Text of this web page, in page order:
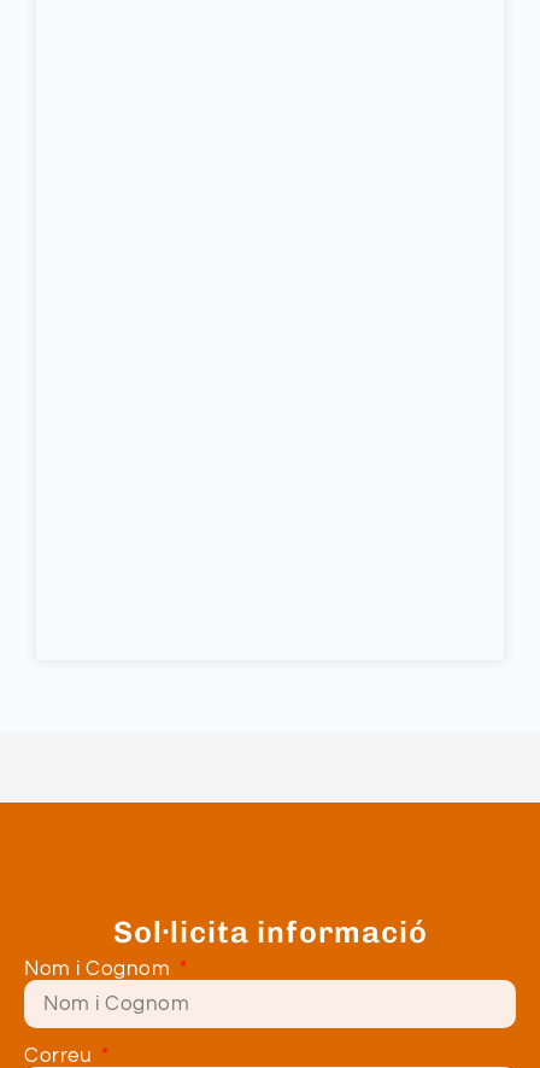
Sol·licita informació
Nom i Cognom
Correu